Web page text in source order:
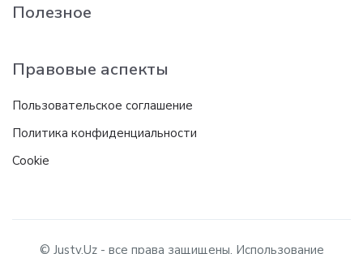
Полезное
Правовые аспекты
Пользовательское соглашение
Политика конфиденциальности
Cookie
© Justy.Uz - все права защищены. Использование